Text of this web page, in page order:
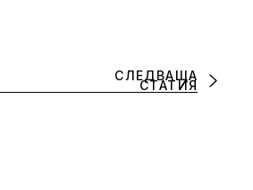
СЛЕДВАЩА
СТАТИЯ